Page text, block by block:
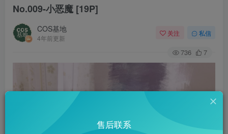
No.009-小恶魔 [19P]
COS基地
4年前更新
关注 私信
736 7
售后联系